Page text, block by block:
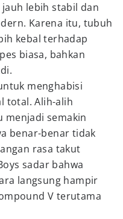
lebih stabil dan
Karena itu, tubuh
kebal terhadap
biasa, bahkan
menghabisi
total. Alih-alih
menjadi semakin
benar-benar tidak
rasa takut
sadar bahwa
langsung hampir
V terutama